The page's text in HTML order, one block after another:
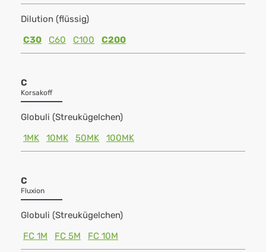
Dilution (flüssig)
C30
C60 C100 C200
C
Korsakoff
Globuli (Streukügelchen)
1MK
10MK 50MK 100MK
C
Fluxion
Globuli (Streukügelchen)
FC 1M
FC 5M FC 10M